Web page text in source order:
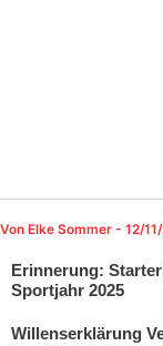
Von Elke Sommer - 12/
Erinnerung:
Sportjahr 2025
Willenserklärung